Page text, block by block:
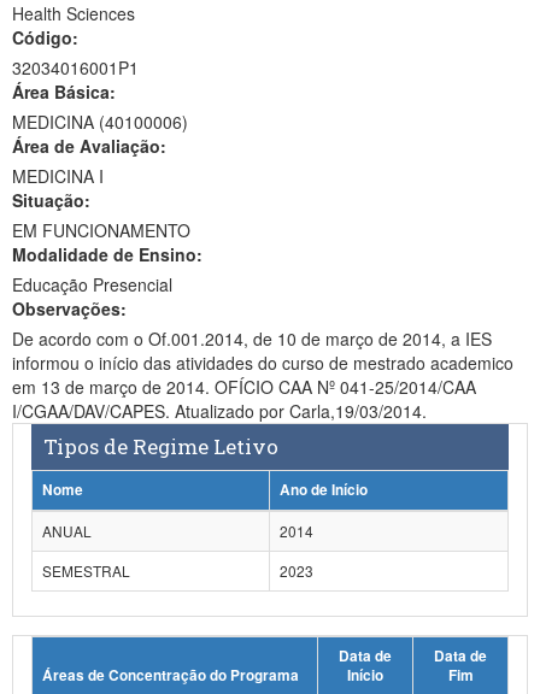
Ministério da Cidadania
Ministério da Saúde
Ministério da Ciência, Tecnologia, Inovações e Comunicações
Ministério do Meio Ambiente
Ministério do Turismo
Ministério do Desenvolvimento Regional
Ministério da Mulher, da Família e dos Direitos Humanos
Secretaria-Geral
Secretaria de Governo
Advocacia-Geral da União
Banco Central do Brasil
Health Sciences
Código:
32034016001P1
Área Básica:
MEDICINA (40100006)
Área de Avaliação:
MEDICINA I
Situação:
EM FUNCIONAMENTO
Modalidade de Ensino:
Educação Presencial
Observações:
De acordo com o Of.001.2014, de 10 de março de 2014, a IES
informou o início das atividades do curso de mestrado academico
em 13 de março de 2014. OFÍCIO CAA Nº 041-25/2014/CAA
I/CGAA/DAV/CAPES. Atualizado por Carla,19/03/2014.
Tipos de Regime Letivo
Nome
Ano de Início
ANUAL
2014
SEMESTRAL
2023
Áreas de Concentração do Programa
Data de
Início
Data de
Fim